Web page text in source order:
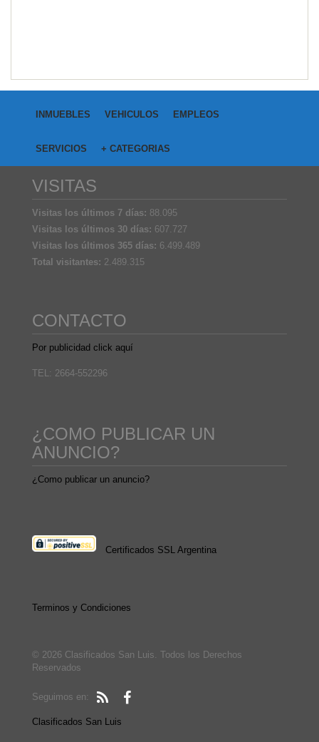
INMUEBLES VEHICULOS EMPLEOS
SERVICIOS + CATEGORIAS
VISITAS
Visitas los últimos 7 días: 88.095
Visitas los últimos 30 días: 607.727
Visitas los últimos 365 días: 6.499.489
Total visitantes: 2.489.315
CONTACTO
Por publicidad click aquí
TEL: 2664-552296
¿COMO PUBLICAR UN
ANUNCIO?
¿Como publicar un anuncio?
Certificados SSL Argentina
Terminos y Condiciones
© 2026 Clasificados San Luis. Todos los Derechos
Reservados
Seguimos en:
Clasificados San Luis